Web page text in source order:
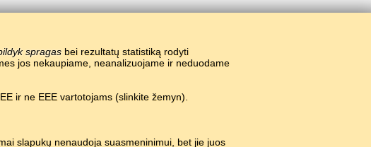
spragas bei rezultatų statistiką rodyti
jos nekaupiame, neanalizuojame ir neduodame
ir ne EEE vartotojams (slinkite žemyn).
slapukų nenaudoja suasmeninimui, bet jie juos